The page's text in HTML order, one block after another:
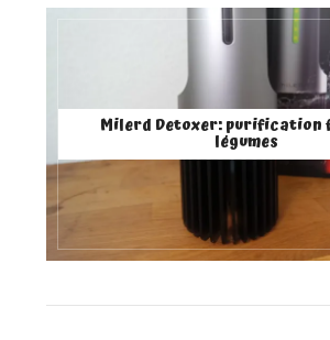
Milerd Detoxer:
légumes